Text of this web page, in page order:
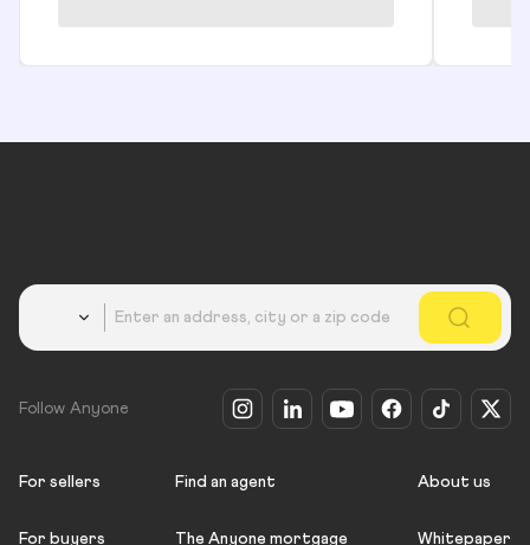
Follow Anyone
For sellers
For buyers
Find an agent
The Anyone mortgage
About us
Whitepaper